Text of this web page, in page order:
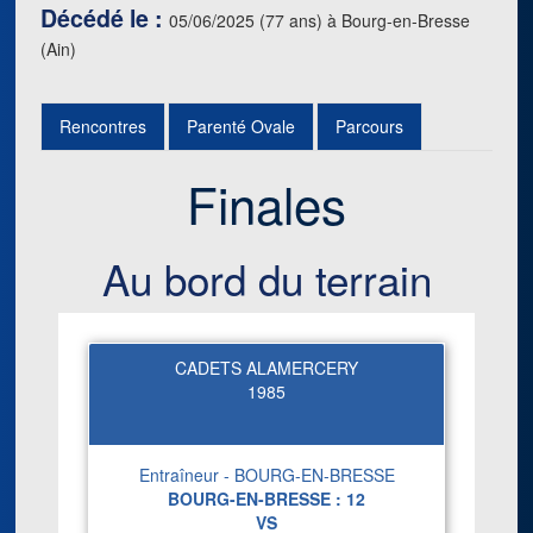
Décédé le :05/06/2025 (77 ans) à Bourg-en-Bresse
(Ain)
Rencontres Parenté Ovale Parcours
Finales
Au bord du terrain
CADETS ALAMERCERY
1985
Entraîneur - BOURG-EN-BRESSE
BOURG-EN-BRESSE : 12
VS